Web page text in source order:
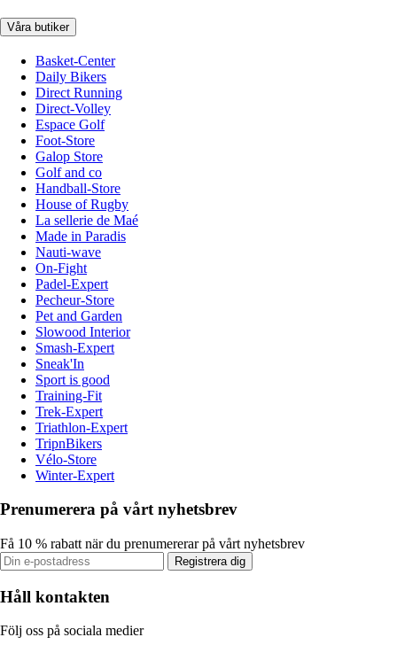
Våra butiker
Basket-Center
Daily Bikers
Direct Running
Direct-Volley
Espace Golf
Foot-Store
Galop Store
Golf and co
Handball-Store
House of Rugby
La sellerie de Maé
Made in Paradis
Nauti-wave
On-Fight
Padel-Expert
Pecheur-Store
Pet and Garden
Slowood Interior
Smash-Expert
Sneak'In
Sport is good
Training-Fit
Trek-Expert
Triathlon-Expert
TripnBikers
Vélo-Store
Winter-Expert
Prenumerera på vårt nyhetsbrev
Få 10 % rabatt när du prenumererar på vårt nyhetsbrev
Registrera dig
Håll kontakten
Följ oss på sociala medier